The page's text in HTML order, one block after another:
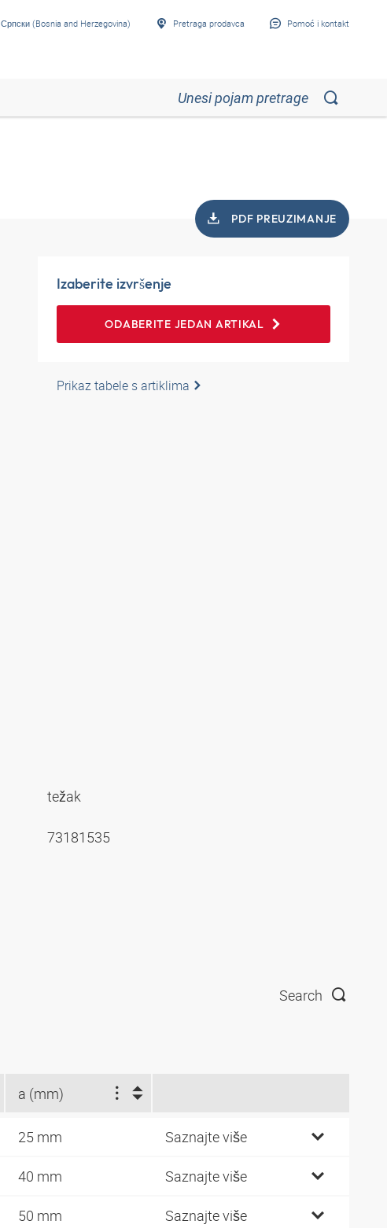
Српски (Bosnia and Herzegovina) Pretraga prodavca Pomoć i kontakt
PDF PREUZIMANJE
Izaberite izvršenje
ODABERITE JEDAN ARTIKAL
Prikaz tabele s artiklima
težak
73181535
Search
a (mm)
25 mm Saznajte više
40 mm Saznajte više
50 mm Saznajte više